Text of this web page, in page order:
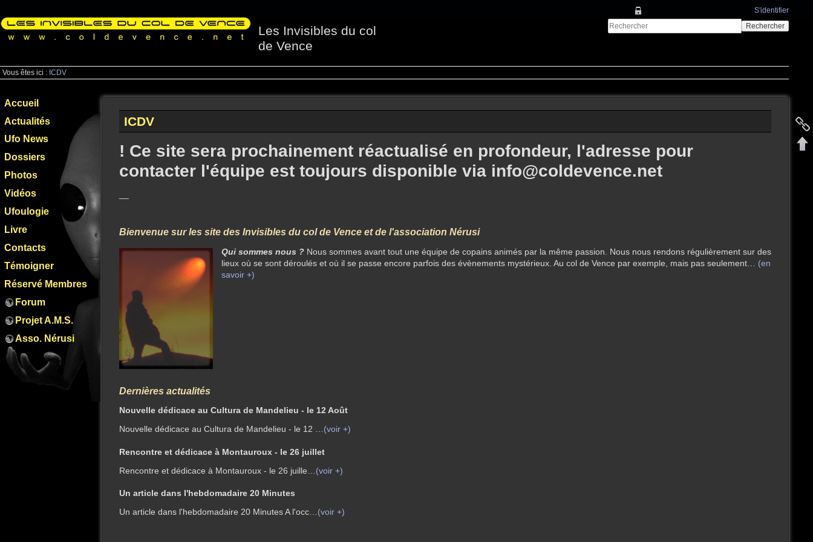
Les Invisibles du col
de Vence
S'identifier
Rechercher
Vous êtes ici : ICDV
Accueil
Actualités
Ufo News
Dossiers
Photos
Vidéos
Ufoulogie
Livre
Contacts
Témoigner
Réservé Membres
Forum
Projet A.M.S.
Asso. Nérusi
ICDV
! Ce site sera prochainement réactualisé en profondeur, l'adresse pour
contacter l'équipe est toujours disponible via info@coldevence.net
Bienvenue sur les site des Invisibles du col de Vence et de l'association Nérusi
Qui sommes nous ? Nous sommes avant tout une équipe de copains animés par la même passion. Nous nous rendons régulièrement sur des
lieux où se sont déroulés et où il se passe encore parfois des évènements mystérieux. Au col de Vence par exemple, mais pas seulement… (en
savoir +)
Dernières actualités
Nouvelle dédicace au Cultura de Mandelieu - le 12 Août
Nouvelle dédicace au Cultura de Mandelieu - le 12 … (voir +)
Rencontre et dédicace à Montauroux - le 26 juillet
Rencontre et dédicace à Montauroux - le 26 juille… (voir +)
Un article dans l'hebdomadaire 20 Minutes
Un article dans l'hebdomadaire 20 Minutes A l'occ… (voir +)